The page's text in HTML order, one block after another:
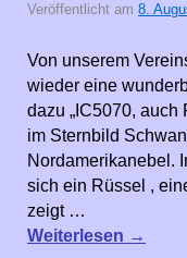
Veröffentlicht am 8.
Von unserem
wieder eine
dazu „IC5070,
im Sternbild
Nordamerikanebel.
sich ein Rüssel ,
zeigt …
Weiterlesen →